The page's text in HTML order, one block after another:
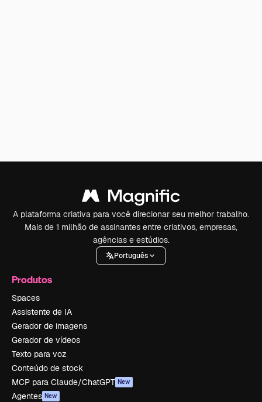
A plataforma criativa para você direcionar seu melhor trabalho.
Mais de 1 milhão de assinantes entre criativos, empresas,
agências e estúdios.
Português
Produtos
Spaces
Assistente de IA
Gerador de imagens
Gerador de vídeos
Texto para voz
Conteúdo de stock
MCP para Claude/ChatGPT New
Agentes New